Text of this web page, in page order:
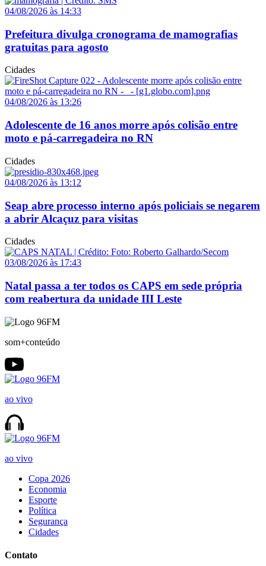
04/08/2026 às 14:33
Prefeitura divulga cronograma de mamografias
gratuitas para agosto
Cidades
04/08/2026 às 13:26
Adolescente de 16 anos morre após colisão entre
moto e pá-carregadeira no RN
Cidades
04/08/2026 às 13:12
Seap abre processo interno após policiais se negarem
a abrir Alcaçuz para visitas
Cidades
03/08/2026 às 17:43
Natal passa a ter todos os CAPS em sede própria
com reabertura da unidade III Leste
som+conteúdo
ao vivo
ao vivo
Copa 2026
Economia
Esporte
Política
Segurança
Cidades
Contato